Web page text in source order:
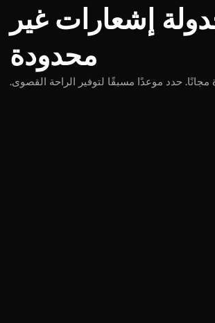
إشعارات غير
محدودة
حدد موعدًا مسبقًا لتوفير الراحة القصوى.